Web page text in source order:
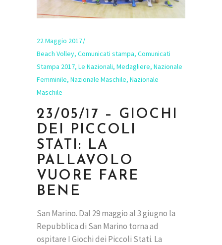
22 Maggio 2017
Beach Volley, Comunicati stampa, Comunicati
Stampa 2017, Le Nazionali, Medagliere, Nazionale
Femminile, Nazionale Maschile, Nazionale
Maschile
23/05/17 – GIOCHI
DEI PICCOLI
STATI: LA
PALLAVOLO
VUORE FARE
BENE
San Marino. Dal 29 maggio al 3 giugno la
Repubblica di San Marino torna ad
ospitare I Giochi dei Piccoli Stati. La